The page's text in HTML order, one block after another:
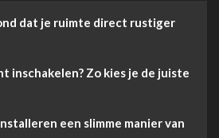
dat je ruimte direct rustiger
inschakelen? Zo kies je de juiste
een slimme manier van